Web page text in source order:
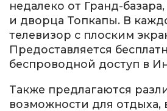
недалеко от Гранд-
и дворца Топкапы. В
телевизор с плоским
Предоставляется
беспроводной доступ в
Также предлагаются
возможности для отдыха,